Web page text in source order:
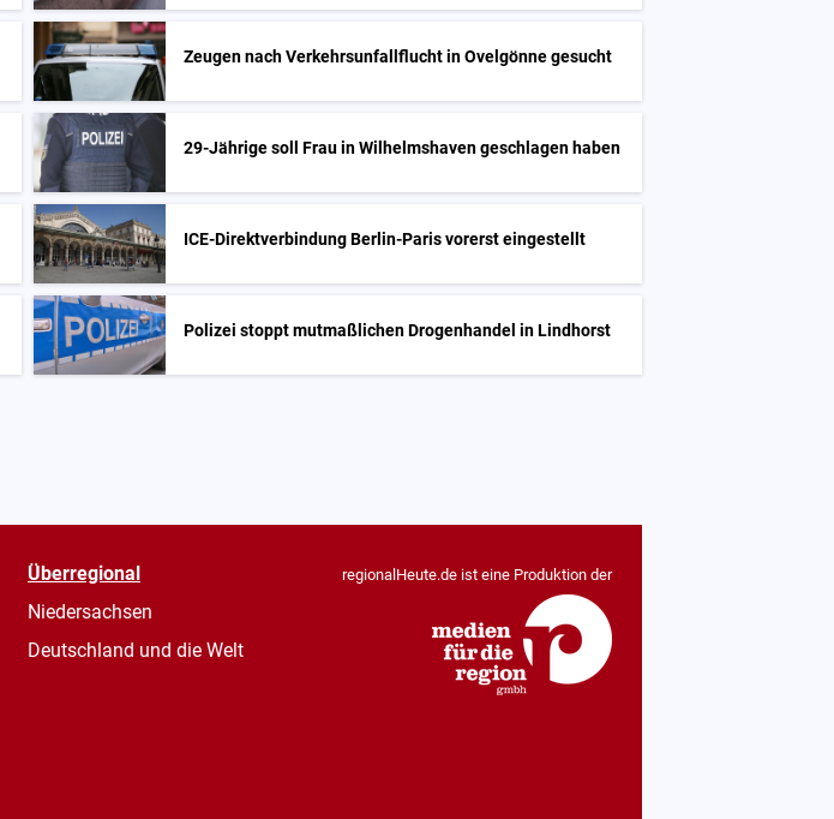
Zeugen nach Verkehrsunfallflucht in Ovelgönne gesucht
29-Jährige soll Frau in Wilhelmshaven geschlagen haben
ICE-Direktverbindung Berlin-Paris vorerst eingestellt
Polizei stoppt mutmaßlichen Drogenhandel in Lindhorst
Überregional
Niedersachsen
Deutschland und die Welt
regionalHeute.de ist eine Produktion der